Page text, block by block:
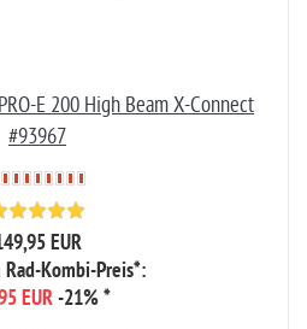
E 200 High Beam X-Connect
#93967
EUR
Kombi-Preis*:
EUR -21%*